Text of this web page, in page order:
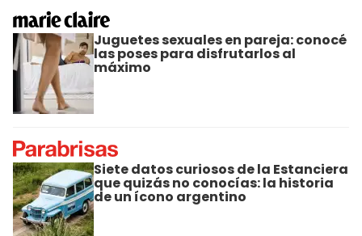
Juguetes sexuales en pareja: conocé
las poses para disfrutarlos al
máximo
Siete datos curiosos de la Estanciera
que quizás no conocías: la historia
de un ícono argentino